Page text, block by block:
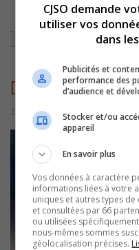
ACCUEIL »ACTUALITÉS»
DESPATRIOTESPARTIELLE
3 novembre 2022 | Par Sylvain
CJSO demande
utiliser vos
dans
Publicités et
performance des
d’audience et
Stocker et/ou
appareil
En savoir plus
Vos données à caractère
informations liées à votre
uniques et autres types
et consultées par 66
ou utilisées
nous-mêmes sommes
géolocalisation précises.